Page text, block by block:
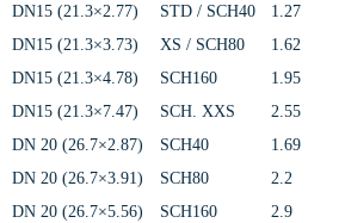
DN15 (21.3×2.77)
STD / SCH40 1.27
DN15 (21.3×3.73)
XS / SCH80 1.62
DN15 (21.3×4.78)
SCH160 1.95
DN15 (21.3×7.47)
SCH. XXS 2.55
DN 20 (26.7×2.87)
SCH40 1.69
DN 20 (26.7×3.91)
SCH80 2.2
DN 20 (26.7×5.56)
SCH160 2.9